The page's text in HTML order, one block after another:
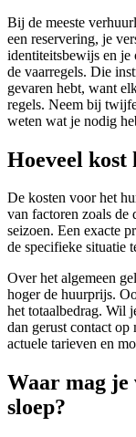
Bij de meeste
een reservering, je
identiteitsbewijs en je
de vaarregels. Die
gevaren hebt, want
regels. Neem bij
weten wat je nodig
Hoeveel kost
De kosten voor het
van factoren zoals de
seizoen. Een exacte
de specifieke situatie
Over het algemeen
hoger de huurprijs.
het totaalbedrag. Wil
dan gerust contact
actuele tarieven en
Waar mag je
sloep?